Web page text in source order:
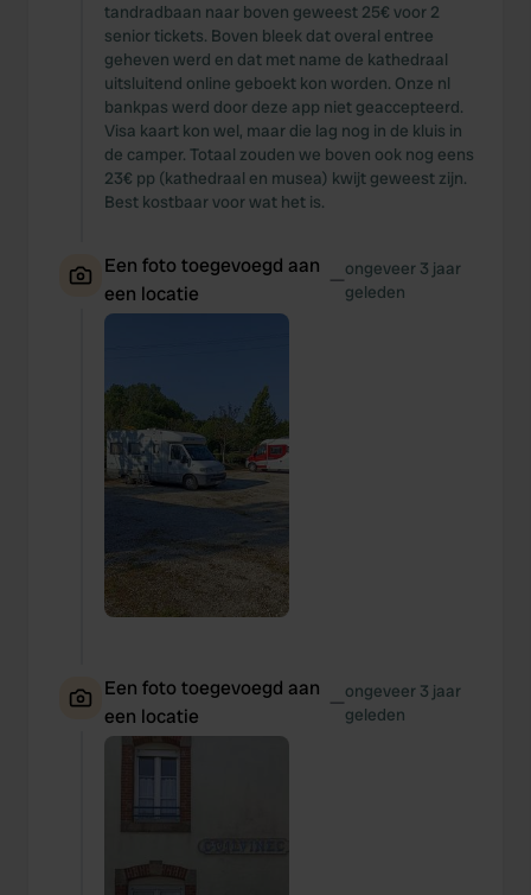
tandradbaan naar boven geweest 25€ voor 2
senior tickets. Boven bleek dat overal entree
geheven werd en dat met name de kathedraal
uitsluitend online geboekt kon worden. Onze nl
bankpas werd door deze app niet geaccepteerd.
Visa kaart kon wel, maar die lag nog in de kluis in
de camper. Totaal zouden we boven ook nog eens
23€ pp (kathedraal en musea) kwijt geweest zijn.
Best kostbaar voor wat het is.
Een foto toegevoegd aan
een locatie
—ongeveer 3 jaar
geleden
Een foto toegevoegd aan
een locatie
—ongeveer 3 jaar
geleden